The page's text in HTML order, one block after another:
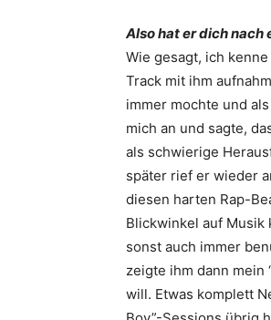
Also hat er dich nach
Wie gesagt, ich
Track mit ihm
immer mochte und
mich an und sagte,
als schwierige
später rief er wieder
diesen harten Rap-
Blickwinkel auf Musik
sonst auch immer
zeigte ihm dann mein
will. Etwas komplett